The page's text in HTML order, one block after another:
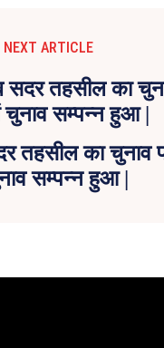
NEXT ARTICLE
तहसील का चुनाव
सम्पन्न हुआ |